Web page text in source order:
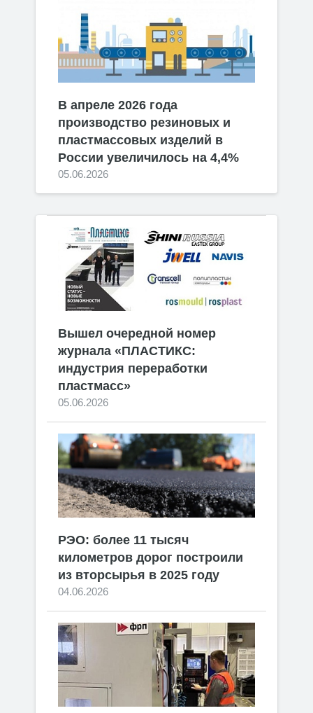
В апреле 2026 года
производство резиновых и
пластмассовых изделий в
России увеличилось на 4,4%
05.06.2026
Вышел очередной номер
журнала «ПЛАСТИКС:
индустрия переработки
пластмасс»
05.06.2026
РЭО: более 11 тысяч
километров дорог построили
из вторсырья в 2025 году
04.06.2026